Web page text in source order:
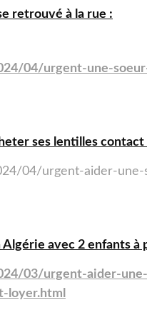
retrouvé à la rue :
04/urgent-une-
ses lentilles contact
04/urgent-aider-
avec 2 enfants à
03/urgent-aider-
loyer.html